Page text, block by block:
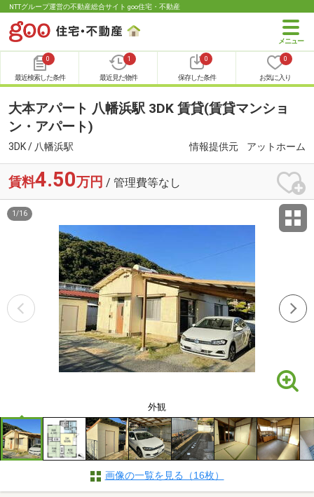
NTTグループ運営の不動産総合サイト goo住宅・不動産
0
最近検索した条件
1
最近見た物件
0
保存した条件
0
お気に入り
大本アパート 八幡浜駅 3DK 賃貸(賃貸マンショ
ン・アパート)
3DK / 八幡浜駅 情報提供元 アットホーム
賃料4.50万円 / 管理費等なし
外観
1 /16
画像の一覧を見る（16枚）